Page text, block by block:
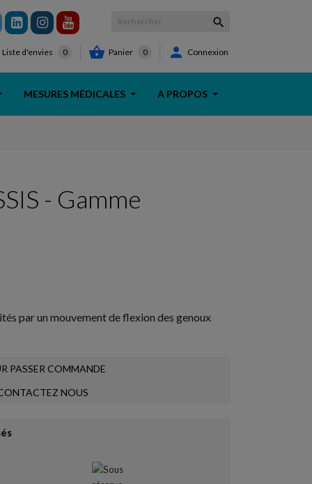

Liste d'envies 0  Panier 0  Connexion
MESURES MÉDICALES A PROPOS
- Gamme
par un mouvement de flexion des genoux
PASSER COMMANDE
NOUS